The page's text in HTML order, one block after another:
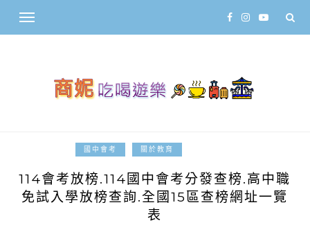
國中會考 關於教育
114會考放榜.114國中會考分發查榜.高中職
免試入學放榜查詢.全國15區查榜網址一覽
表